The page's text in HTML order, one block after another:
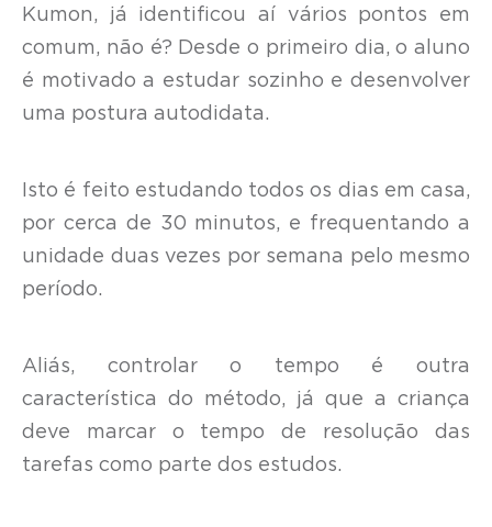
Kumon, já identificou aí vários pontos em
comum, não é? Desde o primeiro dia, o aluno
é motivado a estudar sozinho e desenvolver
uma postura autodidata.
Isto é feito estudando todos os dias em casa,
por cerca de 30 minutos, e frequentando a
unidade duas vezes por semana pelo mesmo
período.
Aliás, controlar o tempo é outra
característica do método, já que a criança
deve marcar o tempo de resolução das
tarefas como parte dos estudos.